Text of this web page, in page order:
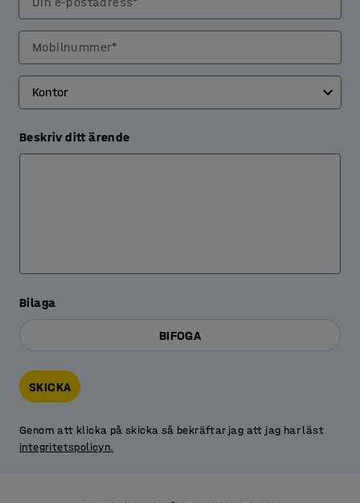
Mobilnummer*
Beskriv ditt ärende
Bilaga
BIFOGA
SKICKA
Genom att klicka på skicka så bekräftar jag att jag har läst
integritetspolicyn.